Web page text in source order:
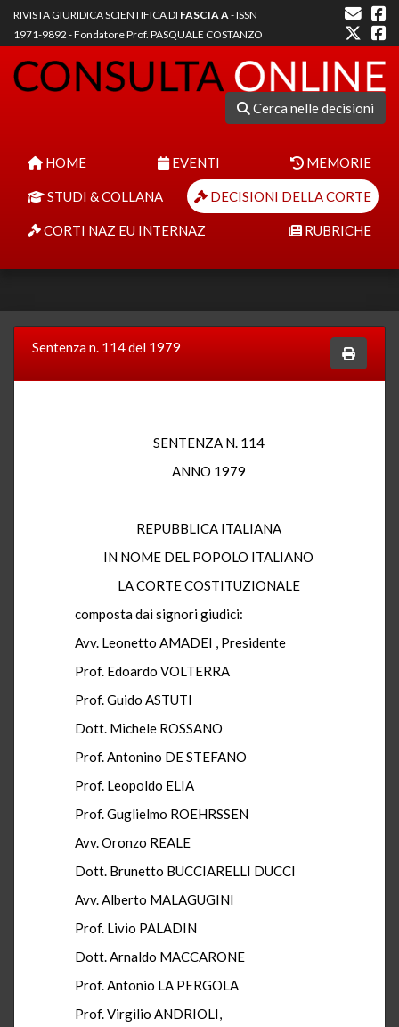
RIVISTA GIURIDICA SCIENTIFICA DI FASCIA A- ISSN
1971-9892 - Fondatore Prof. PASQUALE COSTANZO
Cerca nelle decisioni
HOME EVENTI MEMORIE
STUDI & COLLANA DECISIONI DELLA CORTE
CORTI NAZ EU INTERNAZ RUBRICHE
Sentenza n. 114 del 1979
SENTENZA N. 114
ANNO 1979
REPUBBLICA ITALIANA
IN NOME DEL POPOLO ITALIANO
LA CORTE COSTITUZIONALE
composta dai signori giudici:
Avv. Leonetto AMADEI , Presidente
Prof. Edoardo VOLTERRA
Prof. Guido ASTUTI
Dott. Michele ROSSANO
Prof. Antonino DE STEFANO
Prof. Leopoldo ELIA
Prof. Guglielmo ROEHRSSEN
Avv. Oronzo REALE
Dott. Brunetto BUCCIARELLI DUCCI
Avv. Alberto MALAGUGINI
Prof. Livio PALADIN
Dott. Arnaldo MACCARONE
Prof. Antonio LA PERGOLA
Prof. Virgilio ANDRIOLI,